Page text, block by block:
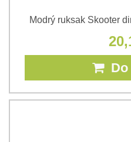
Modrý ruksak Skooter
Do